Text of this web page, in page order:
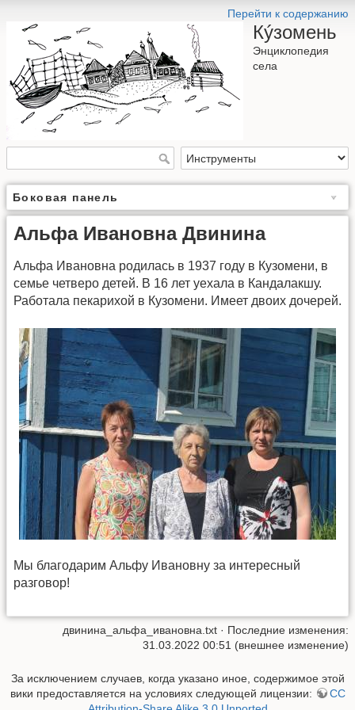
Перейти к содержанию
Кýзомень
Энциклопедия
села
Боковая панель
Альфа Ивановна Двинина
Альфа Ивановна родилась в 1937 году в Кузомени, в
семье четверо детей. В 16 лет уехала в Кандалакшу.
Работала пекарихой в Кузомени. Имеет двоих дочерей.
Мы благодарим Альфу Ивановну за интересный
разговор!
двинина_альфа_ивановна.txt · Последние изменения:
31.03.2022 00:51 (внешнее изменение)
За исключением случаев, когда указано иное, содержимое этой
вики предоставляется на условиях следующей лицензии:
CC